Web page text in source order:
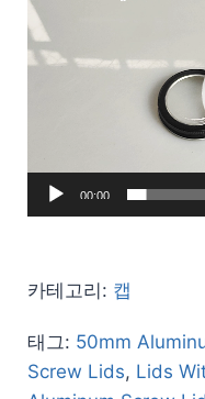
영
상
플
00:00
카테고리: 캡
태그: 50mm
Screw Lids, Lids